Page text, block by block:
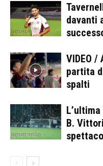
davanti
VIDEO /
partita
spalti
B.